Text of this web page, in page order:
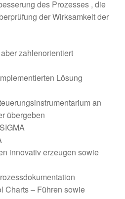
des Prozesses , die
der Wirksamkeit der
zahlenorientiert
Lösung
an
übergeben
innovativ erzeugen sowie
Charts – Führen sowie